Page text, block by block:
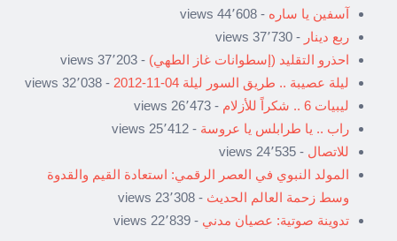
آسفين يا ساره - 44٬608 views
ربع دينار - 37٬730 views
احذرو التقليد (إسطوانات غاز الطهي) - 37٬203 views
ليلة عصيبة .. طريق السور ليلة 04-11-2012
- 32٬038 views
ليبيات 6 .. شكراً للأزلام
- 26٬473 views
راب .. يا طرابلس يا عروسة - 25٬412 views
للاتصال - 24٬535 views
المولد النبوي في العصر الرقمي: استعادة القيم والقدوة
وسط زحمة العالم الحديث - 23٬308 views
تدوينة صوتية: عصيان مدني - 22٬839 views